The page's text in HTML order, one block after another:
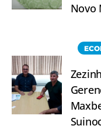
Novo